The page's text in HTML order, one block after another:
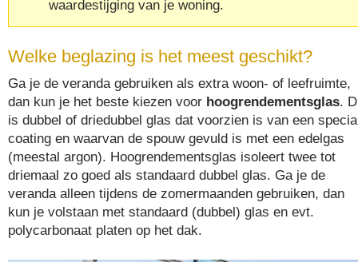
waardestijging van je woning.
Welke beglazing is het meest geschikt?
Ga je de veranda gebruiken als extra woon- of leefruimte,
dan kun je het beste kiezen voor hoogrendementsglas.
is dubbel of driedubbel glas dat voorzien is van een
coating en waarvan de spouw gevuld is met een edelgas
(meestal argon). Hoogrendementsglas isoleert twee tot
driemaal zo goed als standaard dubbel glas. Ga je de
veranda alleen tijdens de zomermaanden gebruiken, dan
kun je volstaan met standaard (dubbel) glas en evt.
polycarbonaat platen op het dak.